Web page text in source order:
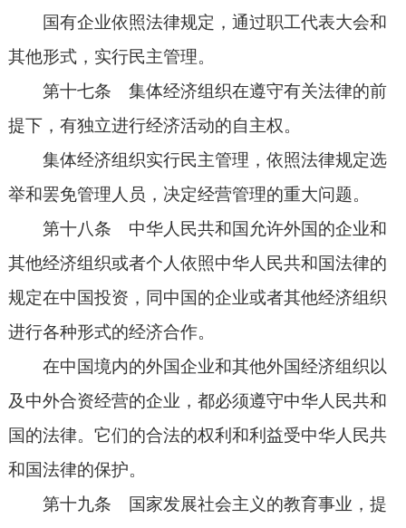
国有企业依照法律规定，通过职工代表大会和
其他形式，实行民主管理。
第十七条 集体经济组织在遵守有关法律的前
提下，有独立进行经济活动的自主权。
集体经济组织实行民主管理，依照法律规定选
举和罢免管理人员，决定经营管理的重大问题。
第十八条 中华人民共和国允许外国的企业和
其他经济组织或者个人依照中华人民共和国法律的
规定在中国投资，同中国的企业或者其他经济组织
进行各种形式的经济合作。
在中国境内的外国企业和其他外国经济组织以
及中外合资经营的企业，都必须遵守中华人民共和
国的法律。它们的合法的权利和利益受中华人民共
和国法律的保护。
第十九条 国家发展社会主义的教育事业，提